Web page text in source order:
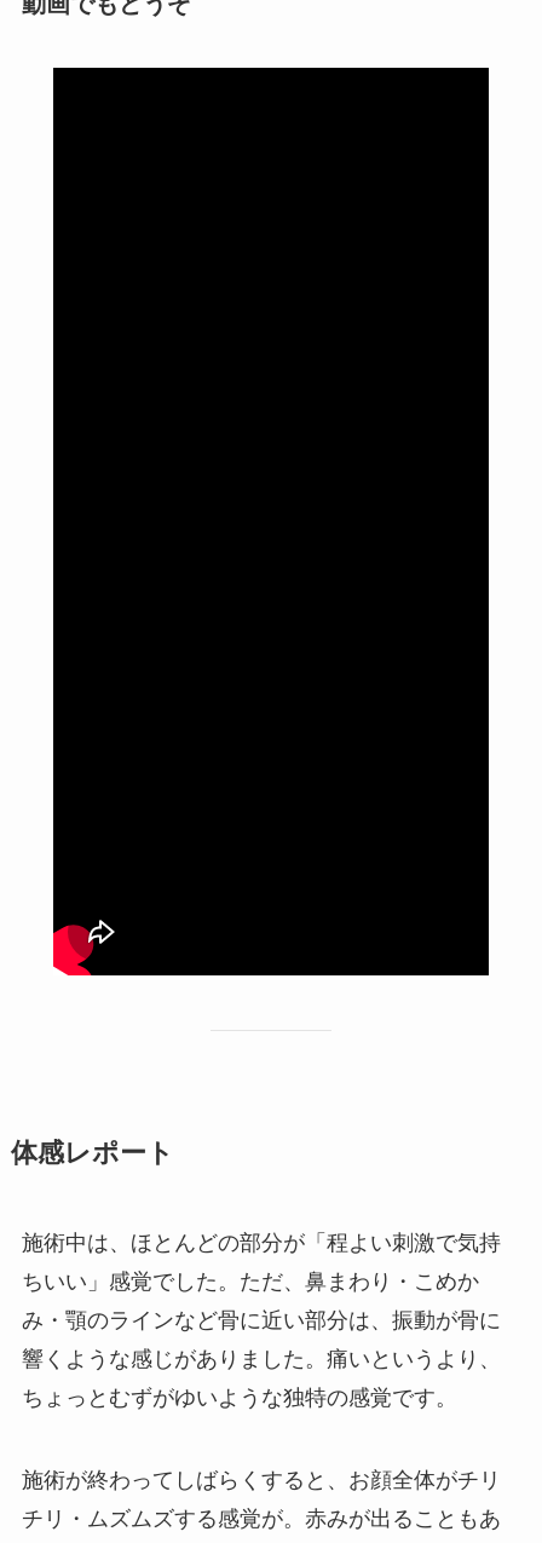
体感レポート
施術中は、ほとんどの部分が「程よい刺激で気持
ちいい」感覚でした。ただ、鼻まわり・こめか
み・顎のラインなど骨に近い部分は、振動が骨に
響くような感じがありました。痛いというより、
ちょっとむずがゆいような独特の感覚です。
施術が終わってしばらくすると、お顔全体がチリ
チリ・ムズムズする感覚が。赤みが出ることもあ